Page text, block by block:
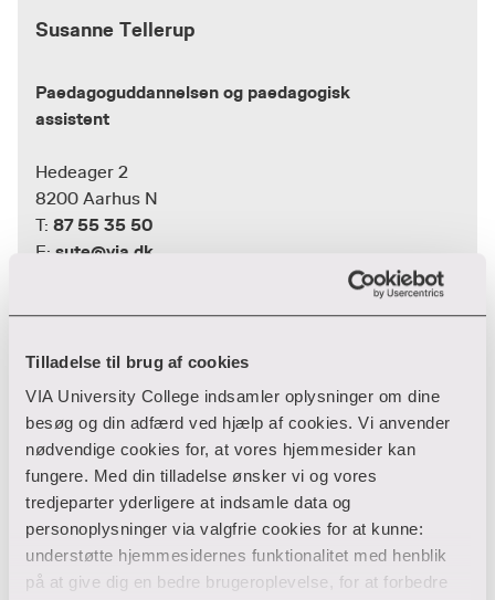
Tilladelse til brug af cookies
VIA University College indsamler oplysninger om dine
besøg og din adfærd ved hjælp af cookies. Vi anvender
nødvendige cookies for, at vores hjemmesider kan
fungere. Med din tilladelse ønsker vi og vores
tredjeparter yderligere at indsamle data og
personoplysninger via valgfrie cookies for at kunne:
understøtte hjemmesidernes funktionalitet med henblik
på at give dig en bedre brugeroplevelse, for at forbedre
Susanne Tellerup
Paedagoguddannelsen og paedagogisk
assistent
Hedeager 2
8200 Aarhus N
T: 87 55 35 50
E: sute@via.dk